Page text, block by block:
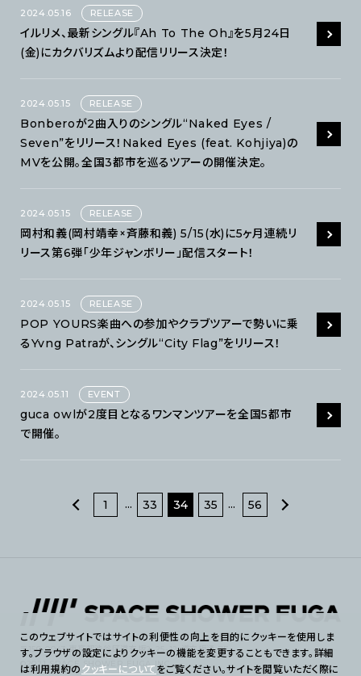
2024.05.16 RELEASE
イルリメ、最新シングル『Ah To The Oh』を5月24日
(金)にカクバリズムより配信リリース決定！
2024.05.15 RELEASE
Bonberoが2曲入りのシングル“Naked Eyes /
Seven”をリリース！Naked Eyes (feat. Kohjiya)の
MVを公開。全国3都市を巡るツアーの開催決定。
2024.05.15 RELEASE
岡村和義(岡村靖幸×斉藤和義) 5/15(水)に5ヶ月連続リ
リース第6弾「少年ジャンボリー」配信スタート！
2024.05.15 RELEASE
POP YOURS楽曲への参加やクラブツアーで勢いに乗
るYvng Patraが、シングル“City Flag”をリリース！
2024.05.11 EVENT
guca owlが2度目となるワンマンツアーを全国5都市
で開催。
1 ... 33 34 35 ... 56
このウェブサイトではサイトの利便性の向上を目的にクッキーを使用しま
す。ブラウザの設定によりクッキーの機能を変更することもできます。詳細
は利用規約の クッキーについて をご覧ください。サイトを閲覧いただく際に
〒150-0043 東京都渋谷区道玄坂2-25-12 道玄坂通 7F
©2021 SPACE SHOWER FUGA INC.